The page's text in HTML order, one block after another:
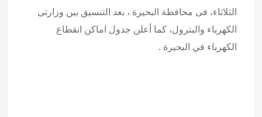
الثلاثاء، فى محافظة البحيرة ، بعد التنسيق بين وزارتى
الكهرباء والبترول، كما أعلن جدول اماكن انقطاع
الكهرباء في البحيرة .